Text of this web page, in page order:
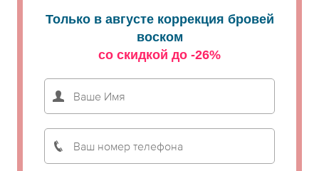
Только в августе коррекция бровей
воском
со скидкой до -26%